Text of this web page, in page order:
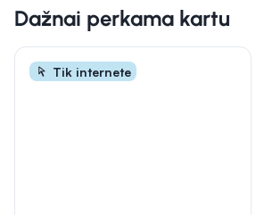
Dažnai perkama kartu
Tik internete